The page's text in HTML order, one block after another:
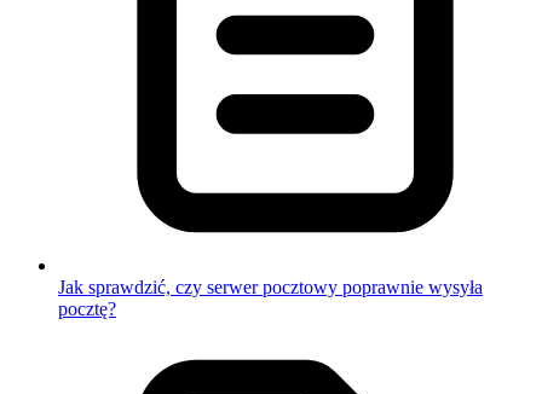
Jak sprawdzić, czy serwer pocztowy poprawnie wysyła
pocztę?